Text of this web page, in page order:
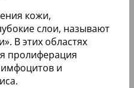
кожи,
слои, называют
В этих областях
пролиферация
и